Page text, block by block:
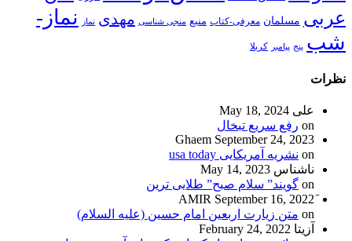
عربی مسلمان معرفی-کتاب منبع منجی شناسی مهدی نماز
نماز-
شب پنج پیامبر کربلا
نظرات
علی May 18, 2024
on رفع سریع تبخال
Ghaem September 24, 2023
on نشریه آمریکایی usa today
ناشناس May 14, 2023
on گویند” سلام صبح” طلایی ترین
September 16, 2022
on متن زیارت اربعین امام حسین (علیه السلام)
آزیتا February 24, 2022